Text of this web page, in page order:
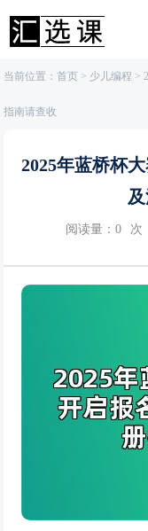
当前位置：首页 > 少儿编程 >
指南请查收
2025年蓝桥杯
阅读量： 0 次